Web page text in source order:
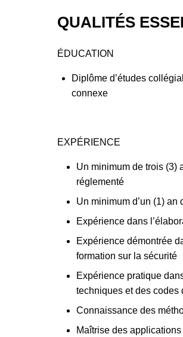
QUALITÉS
ÉDUCATION
Diplôme d’études
connexe
EXPÉRIENCE
Un minimum de trois (3)
réglementé
Un minimum d’un (1)
Expérience dans
Expérience démontrée
formation sur la sécurité
Expérience pratique
techniques et des
Connaissance des
Maîtrise des